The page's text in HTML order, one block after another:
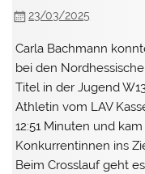
23/03/2025
Carla Bachmann
bei den
Titel in der Jugend
Athletin vom LAV
12:51 Minuten und
Konkurrentinnen ins
Beim Crosslauf geht